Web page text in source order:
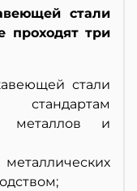
стали
проходят три
стали
металлов и